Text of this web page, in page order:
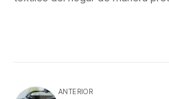
ANTERIOR